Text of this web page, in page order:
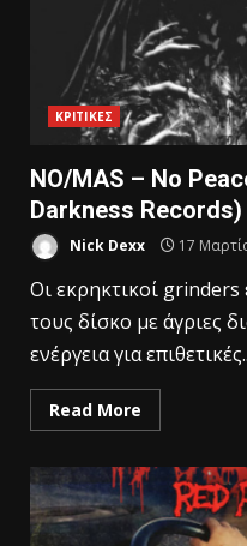
ΚΡΙΤΙΚΕΣ
NO/MAS – No
Darkness Records)
Nick Dexx 17
Οι εκρηκτικοί
τους δίσκο με άγριες
ενέργεια για
Read More